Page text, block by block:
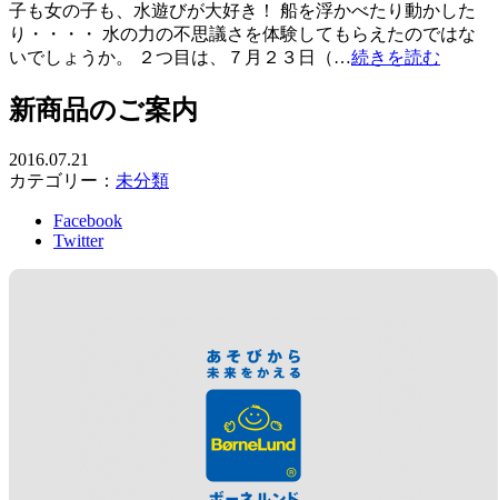
子も女の子も、水遊びが大好き！ 船を浮かべたり動かした
り・・・・ 水の力の不思議さを体験してもらえたのではな
いでしょうか。 ２つ目は、７月２３日（…続きを読む
新商品のご案内
2016.07.21
カテゴリー： 未分類
Facebook
Twitter